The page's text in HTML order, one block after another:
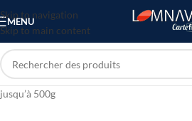
Skip to navigation
Skip to main content
MENU
jusqu’à 500g